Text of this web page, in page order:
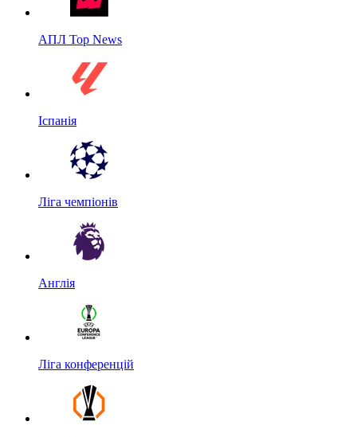
АПЛ Top News
Іспанія
Ліга чемпіонів
Англія
Ліга конференцій